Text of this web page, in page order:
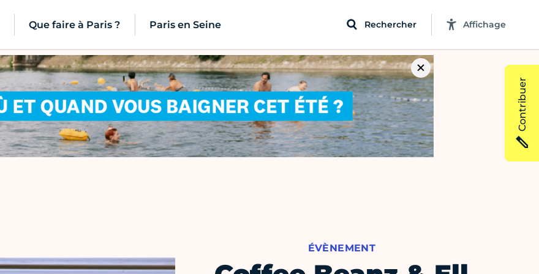
Que faire à Paris ? Paris en Seine Rechercher Affichage
ÉVÈNEMENT
Contribuer